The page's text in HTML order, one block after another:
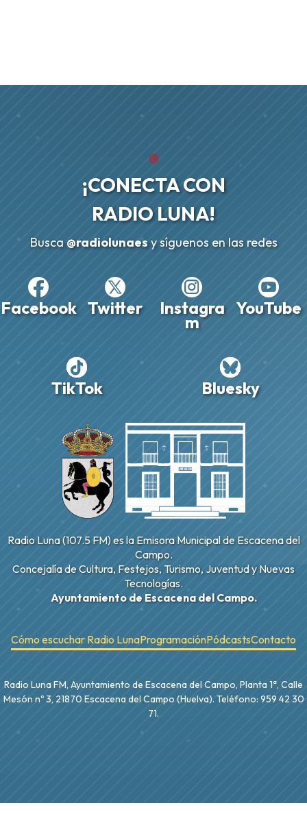
¡CONECTA CON
RADIO LUNA!
Busca@radiolunaesy síguenos en las redes
Facebook Twitter Instagra
m
YouTube
TikTok Bluesky
Radio Luna (107.5 FM) es la Emisora Municipal de Escacena del
Campo.
Concejalía de Cultura, Festejos, Turismo, Juventud y Nuevas
Tecnologías.
Ayuntamiento de Escacena del Campo.
Cómo escuchar Radio LunaProgramaciónPódcastsContacto
Radio Luna FM, Ayuntamiento de Escacena del Campo, Planta 1ª, Calle
Mesón nº 3, 21870 Escacena del Campo (Huelva). Teléfono: 959 42 30
71.